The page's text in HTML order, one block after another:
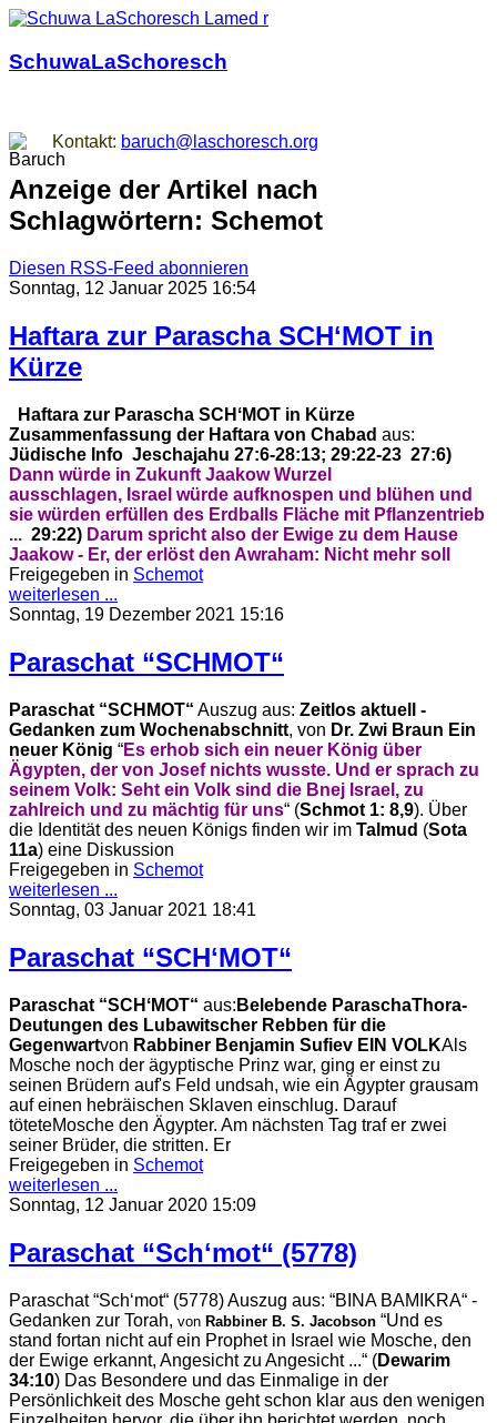
SchuwaLaSchoresch
Kontakt: baruch@laschoresch.org
Anzeige der Artikel nach
Schlagwörtern: Schemot
Diesen RSS-Feed abonnieren
Sonntag, 12 Januar 2025 16:54
Haftara zur Parascha SCHʻMOT in
Kürze
Haftara zur Parascha SCHʻMOT in Kürze
Zusammenfassung der Haftara von Chabad aus:
Jüdische Info Jeschajahu 27:6-28:13; 29:22-23 27:6)
Dann würde in Zukunft Jaakow Wurzel
ausschlagen, Israel würde aufknospen und blühen und
sie würden erfüllen des Erdballs Fläche mit Pflanzentrieb
... 29:22) Darum spricht also der Ewige zu dem Hause
Jaakow - Er, der erlöst den Awraham: Nicht mehr soll
Freigegeben in Schemot
weiterlesen ...
Sonntag, 19 Dezember 2021 15:16
Paraschat “SCHMOT“
Paraschat “SCHMOT“ Auszug aus: Zeitlos aktuell -
Gedanken zum Wochenabschnitt, von Dr. Zwi Braun Ein
neuer König “Es erhob sich ein neuer König über
Ägypten, der von Josef nichts wusste. Und er sprach zu
seinem Volk: Seht ein Volk sind die Bnej Israel, zu
zahlreich und zu mächtig für uns“ (Schmot 1: 8,9). Über
die Identität des neuen Königs finden wir im Talmud (Sota
11a) eine Diskussion
Freigegeben in Schemot
weiterlesen ...
Sonntag, 03 Januar 2021 18:41
Paraschat “SCHʻMOT“
Paraschat “SCHʻMOT“ aus: Belebende ParaschaThora-
Deutungen des Lubawitscher Rebben für die
Gegenwartvon Rabbiner Benjamin Sufiev EIN VOLKAls
Mosche noch der ägyptische Prinz war, ging er einst zu
seinen Brüdern auf's Feld undsah, wie ein Ägypter grausam
auf einen hebräischen Sklaven einschlug. Darauf
töteteMosche den Ägypter. Am nächsten Tag traf er zwei
seiner Brüder, die stritten. Er
Freigegeben in Schemot
weiterlesen ...
Sonntag, 12 Januar 2020 15:09
Paraschat “Schʻmot“ (5778)
Paraschat “Schʻmot“ (5778) Auszug aus: “BINA BAMIKRA“ -
Gedanken zur Torah, von Rabbiner B. S. Jacobson “Und es
stand fortan nicht auf ein Prophet in Israel wie Mosche, den
der Ewige erkannt, Angesicht zu Angesicht ...“ (Dewarim
34:10) Das Besondere und das Einmalige in der
Persönlichkeit des Mosche geht schon klar aus den wenigen